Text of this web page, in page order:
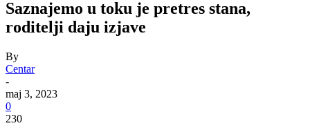
Saznajemo u toku je pretres stana,
roditelji daju izjave
By
Centar
-
maj 3, 2023
0
230